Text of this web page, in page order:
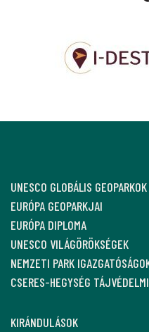
UNESCO GLOBÁLIS GEOPARKOK
EURÓPA GEOPARKJAI
EURÓPA DIPLOMA
UNESCO VILÁGÖRÖKSÉGEK
NEMZETI PARK
CSERES-HEGYSÉG
KIRÁNDULÁSOK